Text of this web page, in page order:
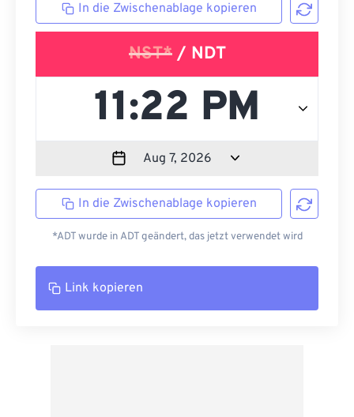
In die Zwischenablage kopieren
NST*/ NDT
In die Zwischenablage kopieren
*ADT wurde in ADT geändert, das jetzt verwendet wird
Link kopieren